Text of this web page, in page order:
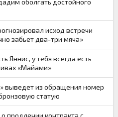
оболгать достойного
исход встречи
забьет два-три мяча»
Яннис, у тебя всегда есть
«Майами»
выведет из обращения номер
статую
продлении контракта с